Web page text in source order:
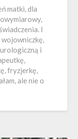
matki, dla
I
wojowniczkę,
i
fryzjerkę,
ale nie o